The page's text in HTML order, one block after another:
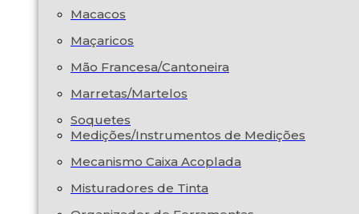
Macacos
Maçaricos
Mão Francesa/Cantoneira
Marretas/Martelos
Soquetes
Medições/Instrumentos de Medições
Mecanismo Caixa Acoplada
Misturadores de Tinta